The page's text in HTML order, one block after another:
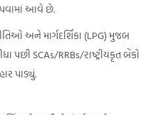
આવે છે.
અને માર્ગદર્શિકા (LPG) મુજબ
પછી SCAs/RRBs/રાષ્ટ્રીયકૃત બેંકો
પાડ્યું.